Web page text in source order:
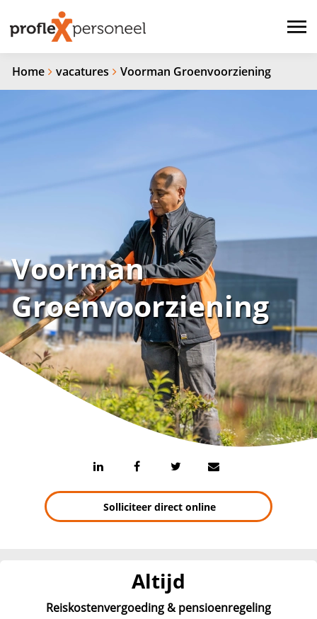
Home vacatures Voorman Groenvoorziening
Voorman
Groenvoorziening
Solliciteer direct online
Altijd
Reiskostenvergoeding & pensioenregeling